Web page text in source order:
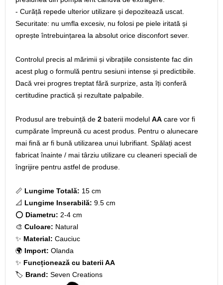
- Curăță repede ulterior utilizare și depozitează uscat.
Securitate: nu umfla excesiv, nu folosi pe piele iritată și
oprește întrebuințarea la absolut orice disconfort sever.
Controlul precis al mărimii și vibrațiile consistente fac din
acest plug o formulă pentru sesiuni intense și predictibile.
Dacă vrei progres treptat fără surprize, asta îți conferă
certitudine practică și rezultate palpabile.
Produsul are trebuință de 2 baterii modelul AA care vor fi
cumpărate împreună cu acest produs. Pentru o alunecare
mai fină ar fi bună utilizarea unui lubrifiant. Spălați acest
fabricat înainte / mai târziu utilizare cu cleaneri speciali de
îngrijire pentru astfel de produse.
📏 Lungime Totală: 15 cm
📐 Lungime Inserabilă: 9.5 cm
⭕ Diametru: 2-4 cm
🎨 Culoare: Natural
✨ Material: Cauciuc
🌍 Import: Olanda
✨ Funcționează cu baterii AA
🏷️ Brand: Seven Creations